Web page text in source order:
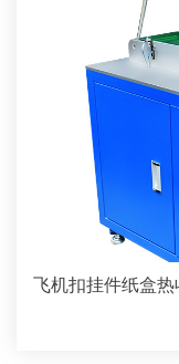
飞机扣挂件纸盒